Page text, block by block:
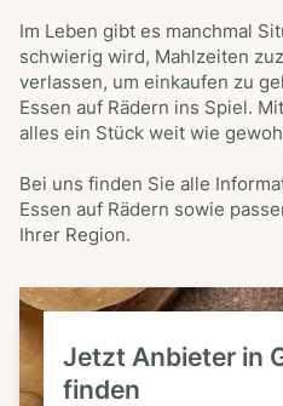
Im Leben gibt es manchmal
schwierig wird, Mahlzeiten
verlassen, um einkaufen zu
Essen auf Rädern ins Spiel.
alles ein Stück weit wie
Bei uns finden Sie alle
Essen auf Rädern sowie
Ihrer Region.
Jetzt Anbieter in
finden